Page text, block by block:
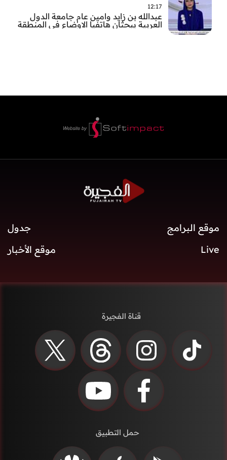
12:17
عبدالله بن زايد وامين عام جامعة الدول
العربية يبحثان هاتفيا الاوضاع في المنطقة
موقع البرامج
جدول
Live
موقع الأخبار
قناة الفجيرة
حمل التطبيق